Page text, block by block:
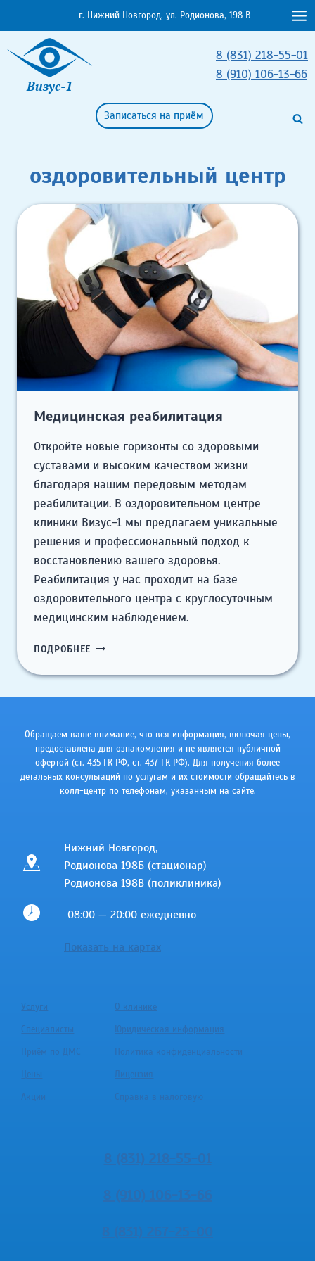
к
содержимому
г. Нижний Новгород, ул. Родионова, 198 В
Визус-1
8 (831) 218-55-01
8 (910) 106-13-66
Записаться на приём
оздоровительный центр
Медицинская реабилитация
Откройте новые горизонты со здоровыми
суставами и высоким качеством жизни
благодаря нашим передовым методам
реабилитации. В оздоровительном центре
клиники Визус-1 мы предлагаем уникальные
решения и профессиональный подход к
восстановлению вашего здоровья.
Реабилитация у нас проходит на базе
оздоровительного центра с круглосуточным
медицинским наблюдением.
ПОДРОБНЕЕ МЕДИЦИНСКАЯ
Обращаем ваше внимание, что вся информация, включая цены,
предоставлена для ознакомления и не является публичной
офертой (ст. 435 ГК РФ, cт. 437 ГК РФ). Для получения более
детальных консультаций по услугам и их стоимости обращайтесь в
колл-центр по телефонам, указанным на сайте.
Нижний Новгород,
Родионова 198Б (стационар)
Родионова 198В (поликлиника)
08:00 — 20:00 ежедневно
Показать на картах
Услуги
О клинике
Специалисты
Юридическая информация
Приём по ДМС
Политика конфиденциальности
Цены
Лицензия
Акции
Справка в налоговую
8 (831) 218-55-01
8 (910) 106-13-66
8 (831) 267-25-00